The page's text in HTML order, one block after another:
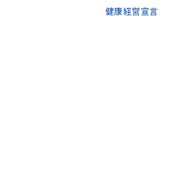
健康経営宣言